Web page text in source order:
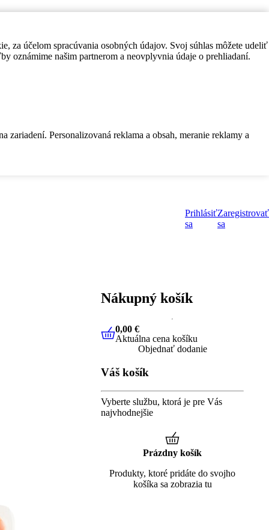
za účelom spracúvania osobných údajov. Svoj súhlas môžete udeliť
oznámime našim partnerom a neovplyvnia údaje o prehliadaní.
Personalizovaná reklama a obsah, meranie reklamy a
Prihlásiť
sa
Zaregistrovať
sa
Nákupný košík
0,00 €Aktuálna cena košíku
0,00 €
Aktuálna cena košíku
Objednať dodanie
Váš košík
Vyberte službu, ktorá je pre Vás
najvhodnejšie
Prázdny košík
Produkty, ktoré pridáte do svojho
košíka sa zobrazia tu